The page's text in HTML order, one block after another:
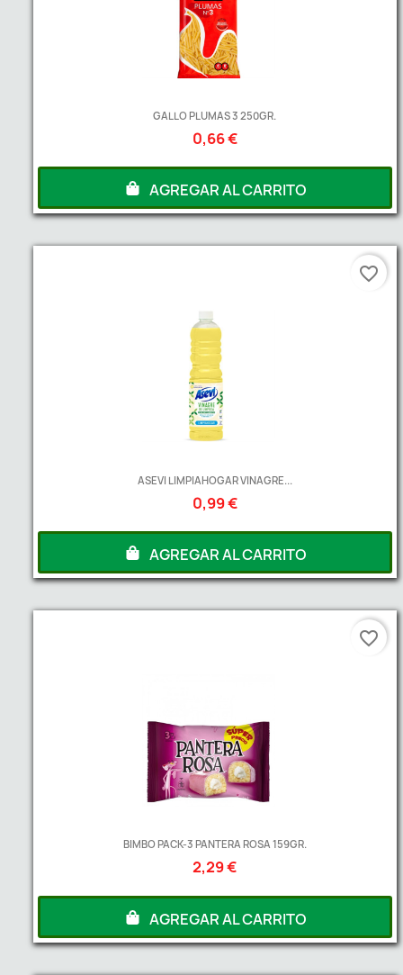
GALLO PLUMAS 3 250GR.
0,66 €
AGREGAR AL CARRITO
ASEVI LIMPIAHOGAR VINAGRE...
0,99 €
AGREGAR AL CARRITO
favorite_border
BIMBO PACK-3 PANTERA ROSA 159GR.
2,29 €
AGREGAR AL CARRITO
favorite_border